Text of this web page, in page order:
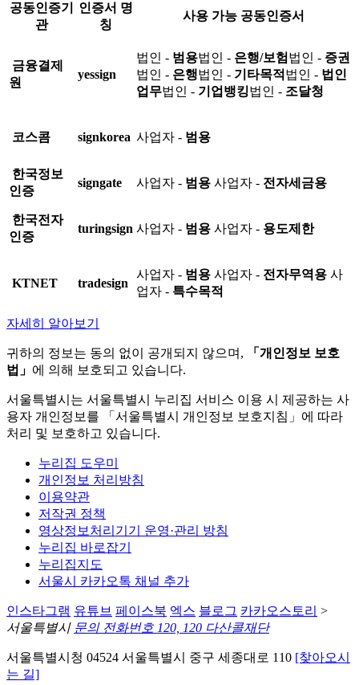
공동인증기
관
인증서 명
칭
사용 가능 공동인증서
금융결제
원
yessign
법인 - 범용법인 - 은행/보험 법인 - 증권
법인 - 은행법인 - 기타목적 법인 - 법인
업무법인 - 기업뱅킹법인 - 조달청
코스콤 signkorea 사업자 - 범용
한국정보
인증
signgate 사업자 - 범용 사업자 - 전자세금용
한국전자
인증
turingsign 사업자 - 범용 사업자 - 용도제한
KTNET tradesign
사업자 - 범용 사업자 - 전자무역용 사
업자 - 특수목적
자세히 알아보기
귀하의 정보는 동의 없이 공개되지 않으며,
「개인정보 보호
법」 에 의해 보호되고 있습니다.
서울특별시는 서울특별시 누리집 서비스 이용 시 제공하는 사
용자 개인정보를 「서울특별시 개인정보 보호지침」에 따라
처리 및 보호하고 있습니다.
누리집 도우미
개인정보 처리방침
이용약관
저작권 정책
영상정보처리기기 운영·관리 방침
누리집 바로잡기
누리집지도
서울시 카카오톡 채널 추가
인스타그램 유튜브 페이스북 엑스 블로그 카카오스토리 >
서울특별시 문의 전화번호 120, 120 다산콜재단
서울특별시청 04524 서울특별시 중구 세종대로 110 [찾아오시
는 길]